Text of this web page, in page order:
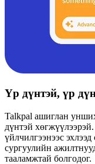
Үр дүнтэй, үр
Talkpal ашиглан
дүнтэй
үйлчилгээнээс
сургуулийн
тааламжтай болгодог.